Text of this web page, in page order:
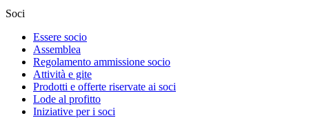
Soci
Essere socio
Assemblea
Regolamento ammissione socio
Attività e gite
Prodotti e offerte riservate ai soci
Lode al profitto
Iniziative per i soci